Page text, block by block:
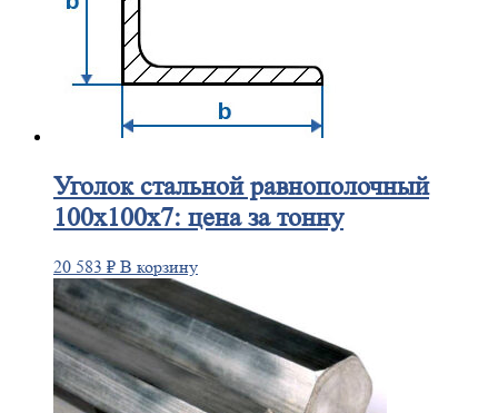
Уголокстальной равнополочный
100х100х7: цена за тонну
20 583 ₽ В корзину